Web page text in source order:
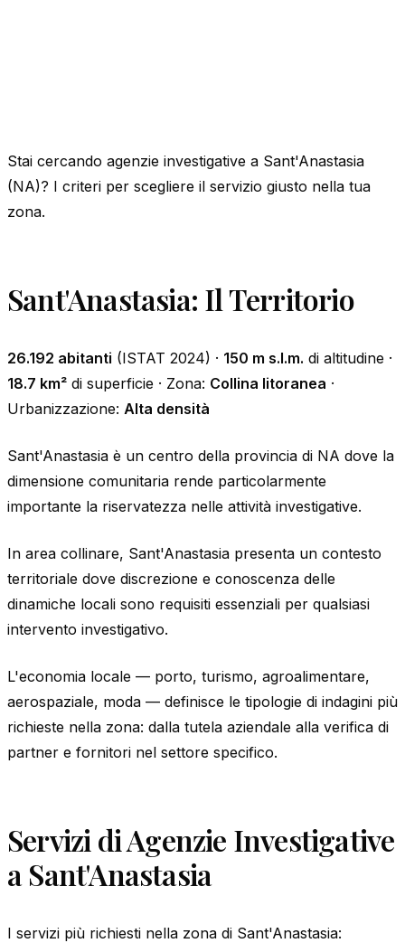
Stai cercando agenzie investigative a Sant'Anastasia
(NA)? I criteri per scegliere il servizio giusto nella tua
zona.
Sant'Anastasia: Il Territorio
26.192 abitanti (ISTAT 2024) · 150 m s.l.m. di altitudine ·
18.7 km² di superficie · Zona: Collina litoranea ·
Urbanizzazione: Alta densità
Sant'Anastasia è un centro della provincia di NA dove la
dimensione comunitaria rende particolarmente
importante la riservatezza nelle attività investigative.
In area collinare, Sant'Anastasia presenta un contesto
territoriale dove discrezione e conoscenza delle
dinamiche locali sono requisiti essenziali per qualsiasi
intervento investigativo.
L'economia locale — porto, turismo, agroalimentare,
aerospaziale, moda — definisce le tipologie di indagini più
richieste nella zona: dalla tutela aziendale alla verifica di
partner e fornitori nel settore specifico.
Servizi di Agenzie Investigative
a Sant'Anastasia
I servizi più richiesti nella zona di Sant'Anastasia: